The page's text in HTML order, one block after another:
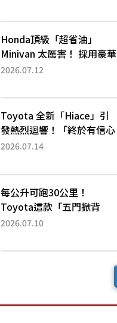
運動化「底盤設定」！還配
備專屬豪華...
Honda頂級「超省油」
Minivan 太厲害！ 採用豪華
「真皮座椅」與專屬「黑色
公里，兼具優異節能表現與
舒適「三...
2026.07.12
Toyota 全新「Hiace」引
發熱烈迴響！「終於有信心
下訂了！」「哪個等級交車
後竟然還要等「超過半年」
才能交車？...
2026.07.14
每公升可跑30公里！
Toyota這款「五門掀背
車」真的很厲害！ 擁有全
尺寸」，配備全面升級！
2026.07.10